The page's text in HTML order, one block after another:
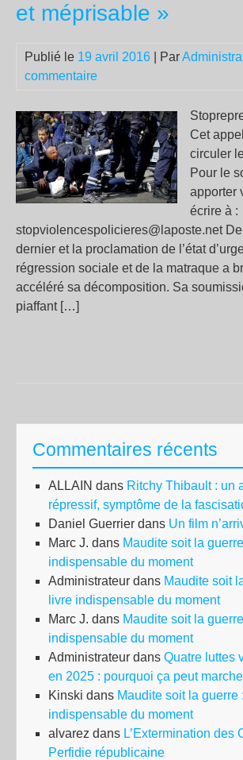
et méprisable »
Publié le 19 avril 2016 | Par
commentaire
Cet
circuler
Pour le
apporter
écrire à :
stopviolencespolicieres@laposte.net
dernier et la proclamation de l’état
régression sociale et de la matraque a
accéléré sa décomposition. Sa
piaffant […]
Commentaires récents
ALLAIN dans Ritchy Thibault : un
répressif, symptôme de la
Daniel Guerrier dans Un film
Marc J. dans Maudite soit la
indispensable du moment
Administrateur dans Maudite soit
livre indispensable du moment
Marc J. dans Maudite soit la
indispensable du moment
Administrateur dans Quatre luttes
en 2025 : pourquoi ça peut
Kinski dans Maudite soit la guerre
indispensable du moment
alvarez dans L’Extermination des
Perfidie républicaine